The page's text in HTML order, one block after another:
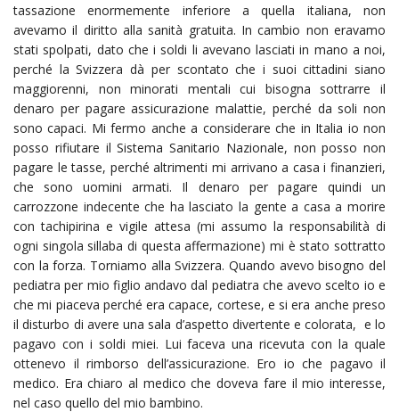
tassazione enormemente inferiore a quella italiana, non
avevamo il diritto alla sanità gratuita. In cambio non eravamo
stati spolpati, dato che i soldi li avevano lasciati in mano a noi,
perché la Svizzera dà per scontato che i suoi cittadini siano
maggiorenni, non minorati mentali cui bisogna sottrarre il
denaro per pagare assicurazione malattie, perché da soli non
sono capaci. Mi fermo anche a considerare che in Italia io non
posso rifiutare il Sistema Sanitario Nazionale, non posso non
pagare le tasse, perché altrimenti mi arrivano a casa i finanzieri,
che sono uomini armati. Il denaro per pagare quindi un
carrozzone indecente che ha lasciato la gente a casa a morire
con tachipirina e vigile attesa (mi assumo la responsabilità di
ogni singola sillaba di questa affermazione) mi è stato sottratto
con la forza. Torniamo alla Svizzera. Quando avevo bisogno del
pediatra per mio figlio andavo dal pediatra che avevo scelto io e
che mi piaceva perché era capace, cortese, e si era anche preso
il disturbo di avere una sala d’aspetto divertente e colorata, e lo
pagavo con i soldi miei. Lui faceva una ricevuta con la quale
ottenevo il rimborso dell’assicurazione. Ero io che pagavo il
medico. Era chiaro al medico che doveva fare il mio interesse,
nel caso quello del mio bambino.